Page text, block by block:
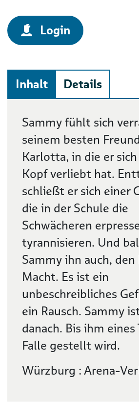
Login
Inhalt Details
Beschreibung
Sammy fühlt sich
seinem besten
Karlotta, in die er
Kopf verliebt hat.
schließt er sich einer
die in der Schule die
Schwächeren
tyrannisieren. Und
Sammy ihn auch,
Macht. Es ist ein
unbeschreibliches
ein Rausch. Sammy
danach. Bis ihm eines
Falle gestellt wird.
Würzburg : Arena-